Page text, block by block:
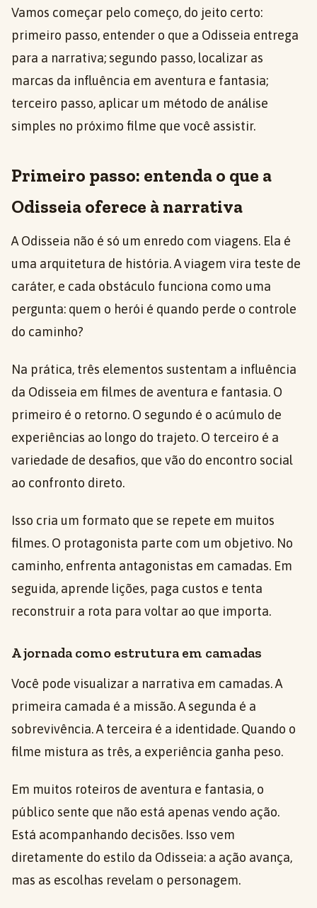
Vamos começar pelo começo, do jeito certo:
primeiro passo, entender o que a Odisseia entrega
para a narrativa; segundo passo, localizar as
marcas da influência em aventura e fantasia;
terceiro passo, aplicar um método de análise
simples no próximo filme que você assistir.
Primeiro passo: entenda o que a
Odisseia oferece à narrativa
A Odisseia não é só um enredo com viagens. Ela é
uma arquitetura de história. A viagem vira teste de
caráter, e cada obstáculo funciona como uma
pergunta: quem o herói é quando perde o controle
do caminho?
Na prática, três elementos sustentam a influência
da Odisseia em filmes de aventura e fantasia. O
primeiro é o retorno. O segundo é o acúmulo de
experiências ao longo do trajeto. O terceiro é a
variedade de desafios, que vão do encontro social
ao confronto direto.
Isso cria um formato que se repete em muitos
filmes. O protagonista parte com um objetivo. No
caminho, enfrenta antagonistas em camadas. Em
seguida, aprende lições, paga custos e tenta
reconstruir a rota para voltar ao que importa.
A jornada como estrutura em camadas
Você pode visualizar a narrativa em camadas. A
primeira camada é a missão. A segunda é a
sobrevivência. A terceira é a identidade. Quando o
filme mistura as três, a experiência ganha peso.
Em muitos roteiros de aventura e fantasia, o
público sente que não está apenas vendo ação.
Está acompanhando decisões. Isso vem
diretamente do estilo da Odisseia: a ação avança,
mas as escolhas revelam o personagem.